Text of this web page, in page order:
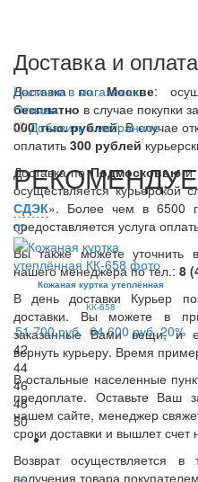
Доставка и оплата
Доставка поМоскве:
бесплатно в случае покупки
000 тыс. рублей. В случае
оплатить 300 рублей
Доставка поПодмосковьюи
осуществляется курьерской
СДЭК». Более чем в 6500
предоставляется услуга
Вы также можете уточнить
нашего менеджера по тел.: 8
В день доставки Курьер
доставки. Вы можете в
заказанные Вами вещи, и
вернуть курьеру. Время
В остальные населенные
предоплате. Оставьте Ваш
нашем сайте, менеджер
сроки доставки и вышлет счет
Возврат осуществляется
получения товара
Наличие в магазинах
Отзывы
Добавить в избранное
Кожаная куртка утеплённая
КК-658
51 700 руб. 64 600 руб. 20%
42
44
46
48
50